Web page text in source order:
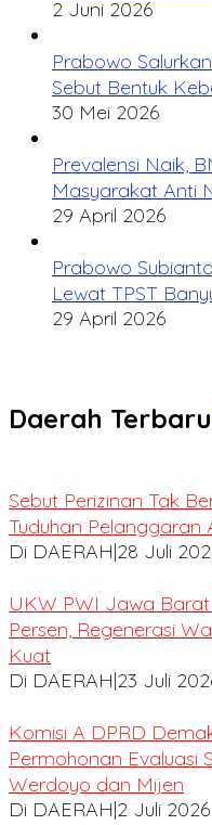
2 Juni 2026
Prabowo
Sebut Bentuk
30 Mei 2026
Prevalensi Naik,
Masyarakat Anti
29 April 2026
Prabowo
Lewat TPST
29 April 2026
Daerah Terbaru
Sebut Perizinan Tak
Tuduhan Pelanggaran
Di DAERAH|28 Juli
UKW PWI Jawa Barat
Persen, Regenerasi
Kuat
Di DAERAH|23 Juli
Komisi A DPRD
Permohonan Evaluasi
Werdoyo dan Mijen
Di DAERAH|2 Juli 2026